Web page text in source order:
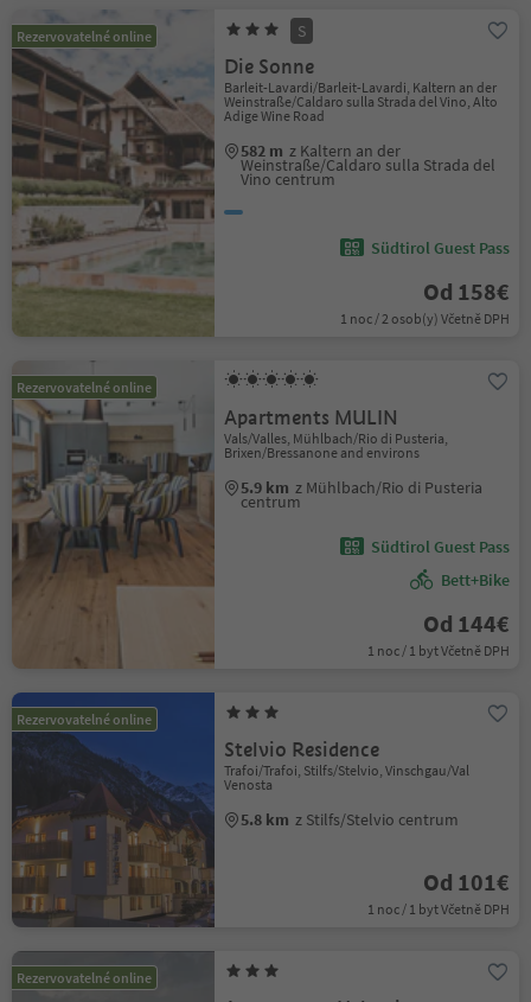
Rezervovatelné online S
Die Sonne
Barleit-Lavardi/Barleit-Lavardi, Kaltern an der
Weinstraße/Caldaro sulla Strada del Vino, Alto
Adige Wine Road
582 m z Kaltern an der
Weinstraße/Caldaro sulla Strada del
Vino centrum
Südtirol Guest Pass
Od 158€
1 noc / 2 osob(y) Včetně DPH
Rezervovatelné online
Apartments MULIN
Vals/Valles, Mühlbach/Rio di Pusteria,
Brixen/Bressanone and environs
5.9 km z Mühlbach/Rio di Pusteria
centrum
Südtirol Guest Pass
Bett+Bike
Od 144€
1 noc / 1 byt Včetně DPH
Rezervovatelné online
Stelvio Residence
Trafoi/Trafoi, Stilfs/Stelvio, Vinschgau/Val
Venosta
5.8 km z Stilfs/Stelvio centrum
Od 101€
1 noc / 1 byt Včetně DPH
Rezervovatelné online